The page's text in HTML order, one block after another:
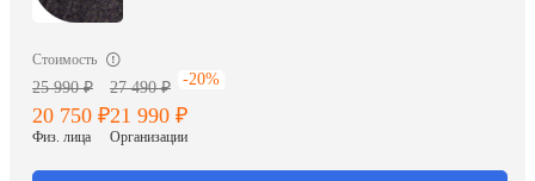
Стоимость
25 990 ₽
20 750 ₽
Физ. лица
27 490 ₽ -20%
21 990 ₽
Организации